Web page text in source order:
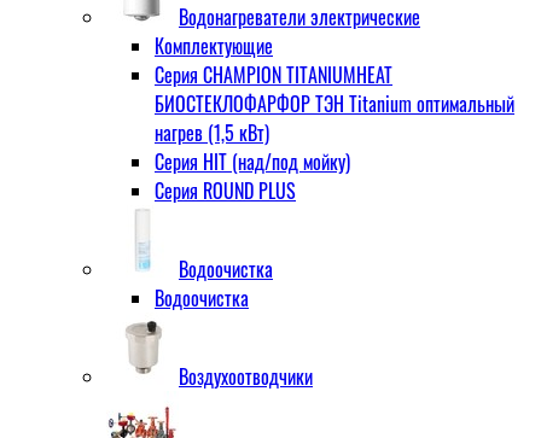
Водонагреватели электрические
Комплектующие
Серия CHAMPION TITANIUMHEAT
БИОСТЕКЛОФАРФОР ТЭН Titanium оптимальный
нагрев (1,5 кВт)
Серия HIT (над/под мойку)
Серия ROUND PLUS
Водоочистка
Водоочистка
Воздухоотводчики